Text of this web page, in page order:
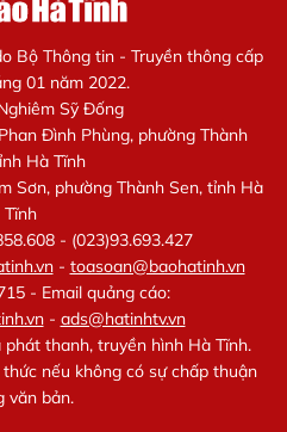
Bộ Thông tin - Truyền thông cấp
01 năm 2022.
Sỹ Đống
Đình Phùng, phường Thành
Hà Tĩnh
Sơn, phường Thành Sen, tỉnh Hà
Tĩnh
- (023)93.693.427
- toasoan@baohatinh.vn
- Email quảng cáo:
- ads@hatinhtv.vn
thanh, truyền hình Hà Tĩnh.
nếu không có sự chấp thuận
văn bản.